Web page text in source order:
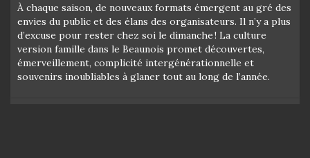
À chaque saison, de nouveaux formats émergent au gré des
envies du public et des élans des organisateurs. Il n’y a plus
d’excuse pour rester chez soi le dimanche ! La culture
version famille dans le Beaunois promet découvertes,
émerveillement, complicité intergénérationnelle et
souvenirs inoubliables à glaner tout au long de l’année.